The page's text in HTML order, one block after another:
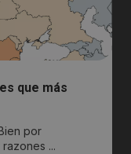
que más
por
...